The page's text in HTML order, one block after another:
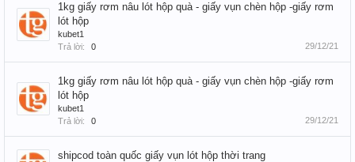
1kg giấy rơm nâu lót hộp quà - giấy vụn chèn hộp -giấy rơm
lót hộp
kubet1
Trả lời:
0 29/12/21
1kg giấy rơm nâu lót hộp quà - giấy vụn chèn hộp -giấy rơm
lót hộp
kubet1
Trả lời:
0 29/12/21
shipcod toàn quốc giấy vụn lót hộp thời trang